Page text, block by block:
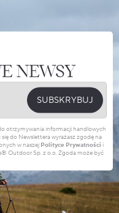
NEWSY
SUBSKRYBUJ
otrzymywania informacji handlowych
do Newslettera wyrażasz zgodę na
w naszej Polityce Prywatności i
Outdoor Sp. z o.o. Zgoda może być